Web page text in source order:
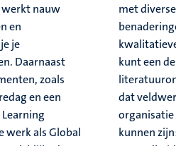
werkt nauw
en
je
Daarnaast
zoals
en een
werk als Global
met
kunt een
dat
kunnen